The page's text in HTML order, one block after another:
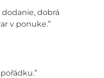
dodanie, dobrá
v ponuke.”